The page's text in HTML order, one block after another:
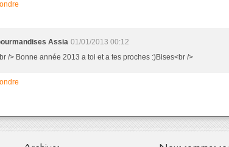
Assia 01/01/2013 00:12
/> Bonne année 2013 a toi et a tes proches :)Bises<br />